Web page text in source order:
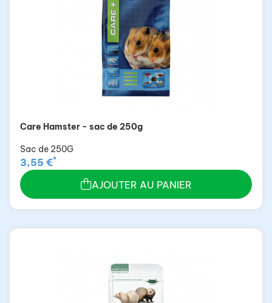
Care Hamster - sac de 250g
Sac de 250G
3,55 €*
AJOUTER AU PANIER